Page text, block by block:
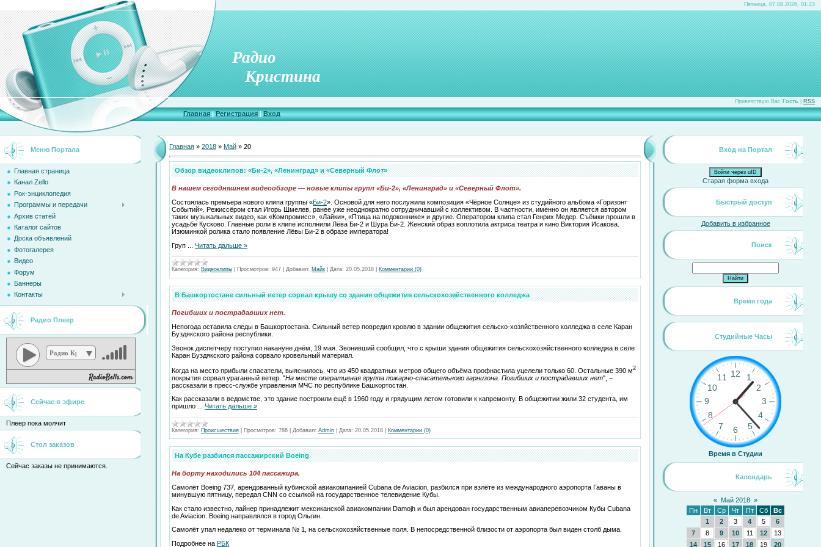
Пятница, 07.08.2026, 01:23
Радио
Кристина
Приветствую Вас Гость RSS
Главная|Регистрация|Вход
Меню Портала
Главная страница
Канал Zello
Рок-энциклопедия
Программы и передачи
Архив статей
Каталог сайтов
Доска объявлений
Фотогалерея
Видео
Форум
Баннеры
Контакты
Радио Плеер
Радио Кристина
Сейчас в эфире
Плеер пока молчит
Стол заказов
Сейчас заказы не принимаются.
Главная » 2018 » Май » 20
Обзор видеоклипов: «Би-2», «Ленинград» и «Северный Флот»
В нашем сегодняшнем видеообзоре — новые клипы групп «Би-2», «Ленинград» и «Северный Флот».
Состоялась премьера нового клипа группы «Би-2». Основой для него послужила композиция «Чёрное Солнце» из студийного альбома «Горизонт
Событий». Режиссёром стал Игорь Шмелев, ранее уже неоднократно сотрудничавший с коллективом. В частности, именно он является автором
таких музыкальных видео, как «Компромисс», «Лайки», «Птица на подоконнике» и другие. Оператором клипа стал Генрих Медер. Съёмки прошли в
усадьбе Кусково. Главные роли в клипе исполнили Лёва Би-2 и Шура Би-2. Женский образ воплотила актриса театра и кино Виктория Исакова.
Изюминкой ролика стало появление Лёвы Би-2 в образе императора!
Груп
Читать дальше »
Категория: Видеоклипы Просмотров: 947 Добавил: Майк Дата: 20.05.2018 Комментарии (0)
В Башкортостане сильный ветер сорвал крышу со здания общежития сельскохозяйственного колледжа
Погибших и пострадавших нет.
Непогода оставила следы в Башкортостана. Сильный ветер повредил кровлю в здании общежития сельско-хозяйственного колледжа в селе Каран
Буздякского района республики.
Звонок диспетчеру поступил накануне днём, 19 мая. Звонивший сообщил, что с крыши здания общежития сельскохозяйственного колледжа в селе
Каран Буздякского района сорвало кровельный материал.
Когда на место прибыли спасатели, выяснилось, что из 450 квадратных метров общего объёма профнастила уцелели только 60. Остальные 390 м2
покрытия сорвал ураганный ветер. "На месте оперативная группа пожарно-спасательного гарнизона. Погибших и пострадавших нет", –
рассказали в пресс-службе управления МЧС по республике Башкортостан.
Как рассказали в ведомстве, это здание построили ещё в 1960 году и грядущим летом готовили к капремонту. В общежитии жили 32 студента, им
пришло ... Читать дальше »
Категория: Происшествия Просмотров: 786 Добавил: Admin Дата: 20.05.2018 Комментарии (0)
На Кубе разбился пассажирский Boeing
На борту находились 104 пассажира.
Самолёт Boeing 737, арендованный кубинской авиакомпанией Cubana de Aviacion, разбился при взлёте из международного аэропорта Гаваны в
минувшую пятницу, передал CNN со ссылкой на государственное телевидение Кубы.
Как стало известно, лайнер принадлежит мексиканской авиакомпании Damojh и был арендован государственным авиаперевозчиком Кубы Cubana
de Aviacion. Boeing направлялся в город Ольгин.
Самолёт упал недалеко от терминала № 1, на сельскохозяйственные поля. В непосредственной близости от аэропорта был виден столб дыма.
Подробнее на РБК
Вход на Портал
Войти через uID
Старая форма входа
Быстрый доступ
Добавить в избранное
Поиск
Время года
Студийные Часы
Время в Студии
Календарь
« Май 2018 »
Пн
Вт Ср Чт Пт Сб
Вс
1
2 3 4 5
6
7
8 9 10 11 12
13
14
15 16 17 18 19
20